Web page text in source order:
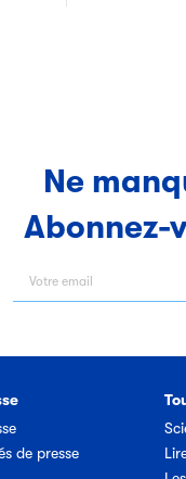
Ne
Abonnez-
de presse